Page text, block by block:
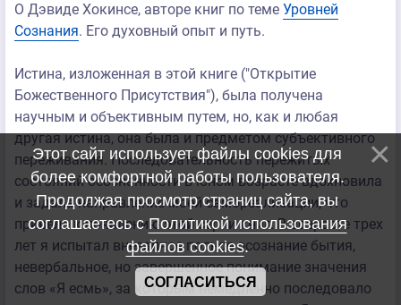
О Дэвиде Хокинсе, авторе книг по теме Уровней
Сознания. Его духовный опыт и путь.
Истина, изложенная в этой книге ("Открытие
Божественного Присутствия"), была получена
научным и объективным путем, но, как и любая
другая истина, она была и предметом субъективного
переживания. Последовательность пережитых
состояний осознанности в юном возрасте вдохновила
и задала направление моей самореализации, что
привело к появлению этой серии книг. В возрасте трех
лет я испытал внезапное полное осознание бытия,
невербальное, но завершенное понимание значения
слов «Я есмь», за которым немедленно последовало
Этот сайт использует файлы cookies для
более комфортной работы пользователя.
Продолжая просмотр страниц сайта, вы
соглашаетесь сПолитикой использования
файлов cookies.
СОГЛАСИТЬСЯ